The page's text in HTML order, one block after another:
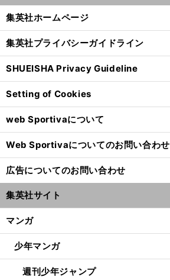
集英社ホームページ
集英社プライバシーガイドライン
SHUEISHA Privacy Guideline
Setting of Cookies
web Sportivaについて
Web Sportivaについてのお問い合わせ
広告についてのお問い合わせ
集英社サイト
マンガ
少年マンガ
週刊少年ジャンプ